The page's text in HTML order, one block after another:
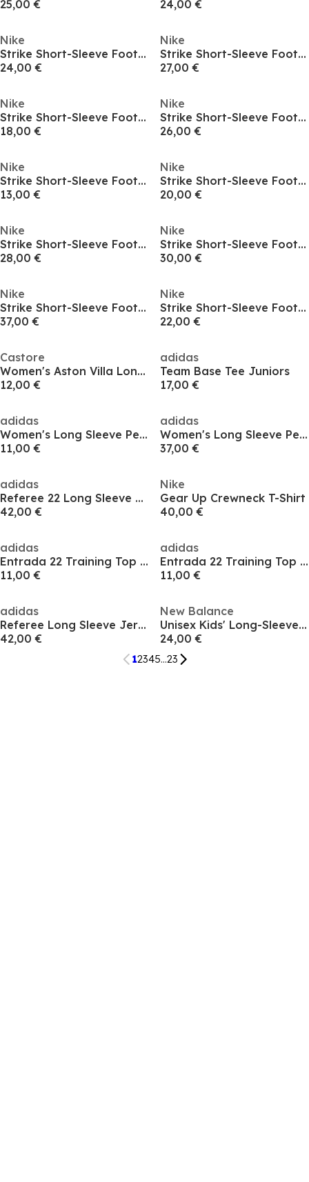
25,00 €
24,00 €
Nike
Strike Short-Sleeve Football Top Juniors
24,00 €
Nike
Strike Short-Sleeve Football Top Juniors
27,00 €
Nike
Strike Short-Sleeve Football Top Juniors
18,00 €
Nike
Strike Short-Sleeve Football Top Adults
26,00 €
Nike
Strike Short-Sleeve Football Top Adults
13,00 €
Nike
Strike Short-Sleeve Football Top Adults
20,00 €
Nike
Strike Short-Sleeve Football Top Adults
28,00 €
Nike
Strike Short-Sleeve Football Top Adults
30,00 €
Nike
Strike Short-Sleeve Football Top Adults
37,00 €
Nike
Strike Short-Sleeve Football Top Adults
22,00 €
Castore
Women's Aston Villa Long Sleeve Licensed T-Shirt
12,00 €
adidas
Team Base Tee Juniors
17,00 €
adidas
Women's Long Sleeve Performance T-Shirt
11,00 €
adidas
Women's Long Sleeve Performance T-Shirt
37,00 €
adidas
Referee 22 Long Sleeve Shirt Womens
42,00 €
Nike
Gear Up Crewneck T-Shirt
40,00 €
adidas
Entrada 22 Training Top Womens
11,00 €
adidas
Entrada 22 Training Top Womens
11,00 €
adidas
Referee Long Sleeve Jersey Adults
42,00 €
New Balance
Unisex Kids' Long-Sleeve Performance T-Shirt
24,00 €
12345...23